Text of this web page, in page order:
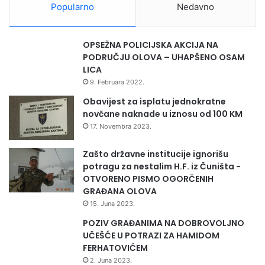
Popularno Nedavno
OPSEŽNA POLICIJSKA AKCIJA NA
PODRUČJU OLOVA – UHAPŠENO OSAM
LICA
9. Februara 2022.
Obavijest za isplatu jednokratne
novčane naknade u iznosu od 100 KM
17. Novembra 2023.
Zašto državne institucije ignorišu
potragu za nestalim H.F. iz Čuništa -
OTVORENO PISMO OGORČENIH
GRAĐANA OLOVA
15. Juna 2023.
POZIV GRAĐANIMA NA DOBROVOLJNO
UČEŠĆE U POTRAZI ZA HAMIDOM
FERHATOVIĆEM
2. Juna 2023.